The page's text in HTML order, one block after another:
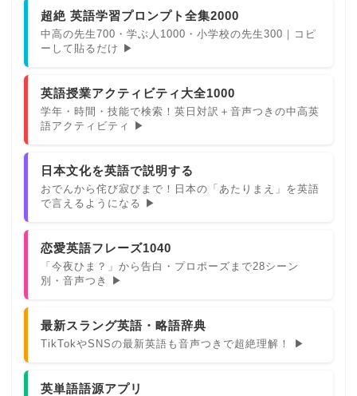
超絶 英語学習プロンプト全集2000
中高の先生700・学ぶ人1000・小学校の先生300｜コピ
ーして貼るだけ ▶
英語授業アクティビティ大全1000
学年・時間・技能で検索！英日対訳＋音声つきの中高英
語アクティビティ ▶
日本文化を英語で説明する
おでんから侘び寂びまで！日本の「あたりまえ」を英語
で言えるようになる ▶
恋愛英語フレーズ1040
「今夜ひま？」から告白・プロポーズまで28シーン
別・音声つき ▶
最新スラング英語・略語辞典
TikTokやSNSの最新英語も音声つきで超絶理解！ ▶
英単語語源アプリ